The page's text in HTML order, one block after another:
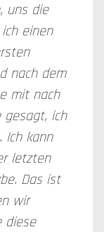
uns die
einen
nach dem
mit nach
gesagt, ich
Ich kann
letzten
Das ist
wir
diese